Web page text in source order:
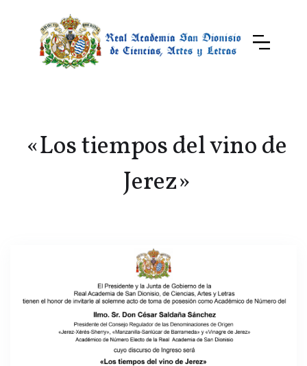
«Los tiempos del vino de
Jerez»